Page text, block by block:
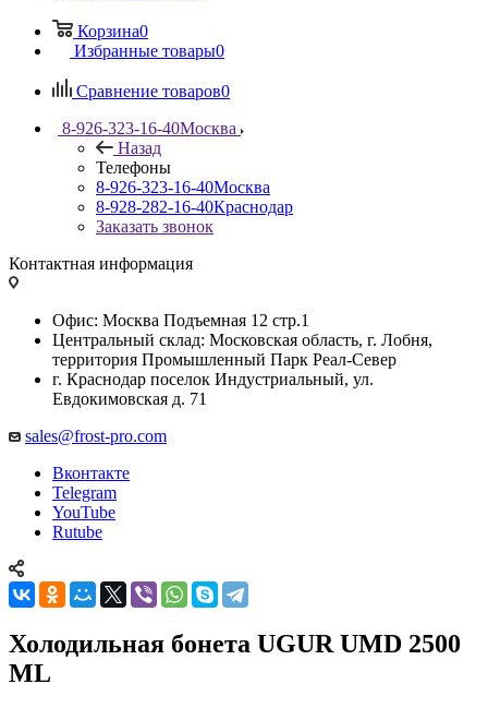
Корзина0
Избранные товары0
Сравнение товаров0
8-926-323-16-40Москва
Назад
Телефоны
8-926-323-16-40Москва
8-928-282-16-40Краснодар
Заказать звонок
Контактная информация
Офис: Москва Подъемная 12 стр.1
Центральный склад: Московская область, г. Лобня,
территория Промышленный Парк Реал-Север
г. Краснодар поселок Индустриальный, ул.
Евдокимовская д. 71
sales@frost-pro.com
Вконтакте
Telegram
YouTube
Rutube
Холодильная бонета UGUR UMD 2500
ML